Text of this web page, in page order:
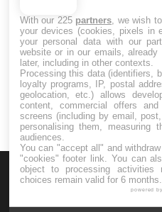
Maladie de
With our 225 partners , we wish
your devices (cookies, pixels in
your personal data with our
website or in our emails,
later, including in other contexts.
Processing this data (identifiers,
loyalty programs, IP, postal
geolocation, etc.) allows
content, commercial offers
screens (including by email,
personalising them, measuring
audiences.
You can "accept all" and
"cookies" footer link . You can
object to processing
choices remain valid for 6 months.
powered